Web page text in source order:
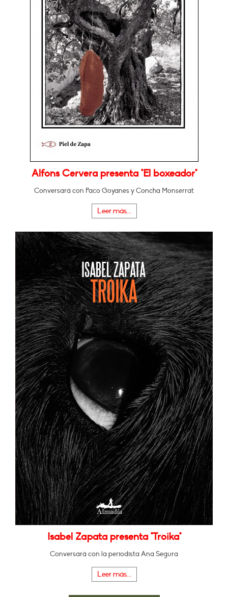
Alfons Cervera presenta "El boxeador"
Conversará con Paco Goyanes y Concha Monserrat
Leer más...
Isabel Zapata presenta "Troika"
Conversará con la periodista Ana Segura
Leer más...